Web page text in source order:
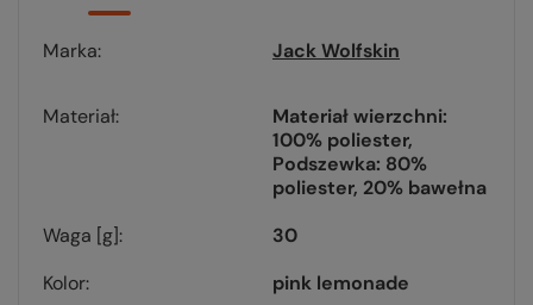
Marka Jack Wolfskin
Materiał
Materiał wierzchni:
100% poliester
Podszewka: 80%
poliester, 20% bawełna
Waga [g]
30
Kolor
pink lemonade